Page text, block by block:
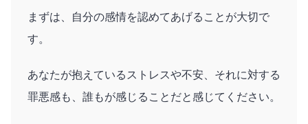
まずは、自分の感情を認めてあげることが大切で
す。
あなたが抱えているストレスや不安、それに対する
罪悪感も、誰もが感じることだと感じてください。